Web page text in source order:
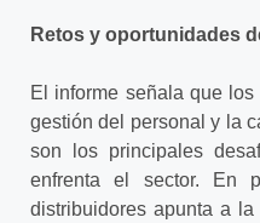
Retos y oportunidades
El informe señala que
gestión del personal y la
son los principales
enfrenta el sector. En
distribuidores apunta a